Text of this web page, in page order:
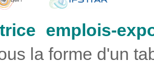
emplois-
la forme d'un